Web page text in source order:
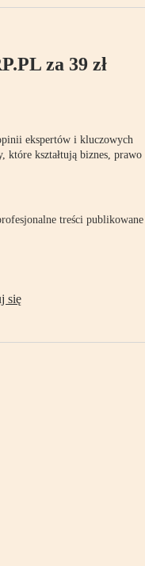
za 39 zł
ekspertów i kluczowych
które kształtują biznes, prawo
treści publikowane
się